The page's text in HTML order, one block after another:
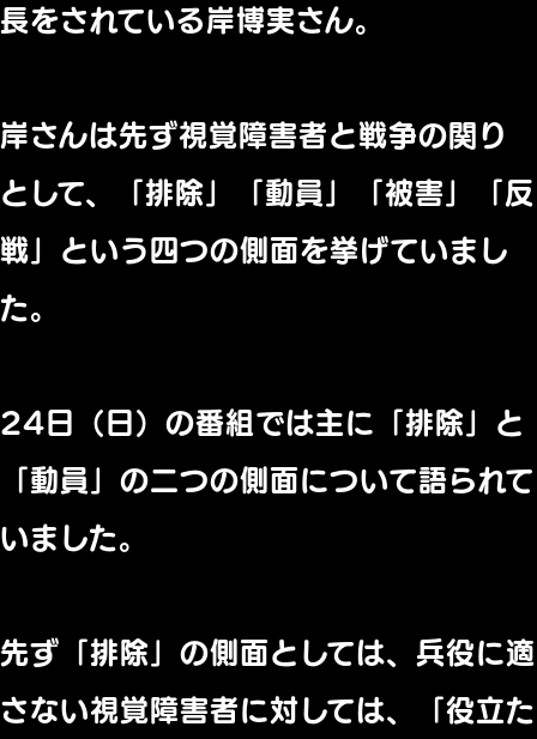
長をされている岸博実さん。
岸さんは先ず視覚障害者と戦争の関り
として、「排除」「動員」「被害」「反
戦」という四つの側面を挙げていまし
た。
24日（日）の番組では主に「排除」と
「動員」の二つの側面について語られて
いました。
先ず「排除」の側面としては、兵役に適
さない視覚障害者に対しては、「役立た